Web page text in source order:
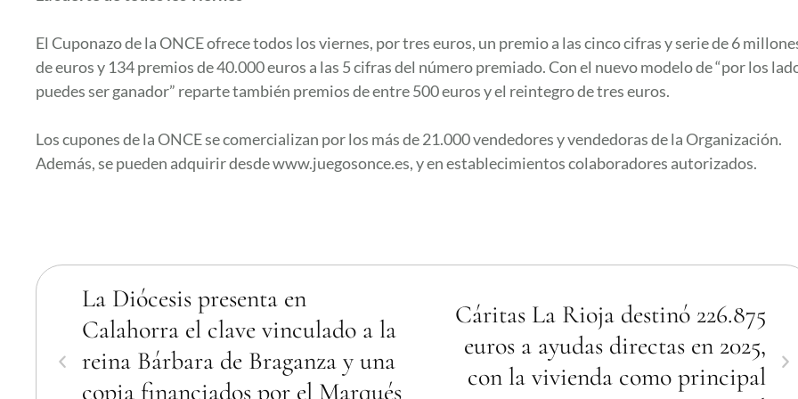
El Cuponazo de la ONCE ofrece todos los viernes, por tres euros, un premio a las cinco cifras y serie de 6
de euros y 134 premios de 40.000 euros a las 5 cifras del número premiado. Con el nuevo modelo de “por los
puedes ser ganador” reparte también premios de entre 500 euros y el reintegro de tres euros.
Los cupones de la ONCE se comercializan por los más de 21.000 vendedores y vendedoras de la Organización.
Además, se pueden adquirir desde www.juegosonce.es, y en establecimientos colaboradores autorizados.
La Diócesis presenta en
Calahorra el clave vinculado a la
reina Bárbara de Braganza y una
copia financiados por el Marqués
Cáritas La Rioja destinó 226.875
euros a ayudas directas en 2025,
con la vivienda como principal